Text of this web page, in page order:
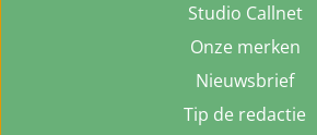
Studio Callnet
Onze merken
Nieuwsbrief
Tip de redactie